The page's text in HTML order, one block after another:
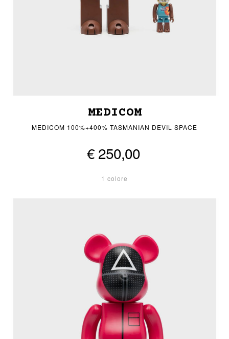
MEDICOM
MEDICOM 100%+400% TASMANIAN DEVIL SPACE
€ 250,00
1 colore